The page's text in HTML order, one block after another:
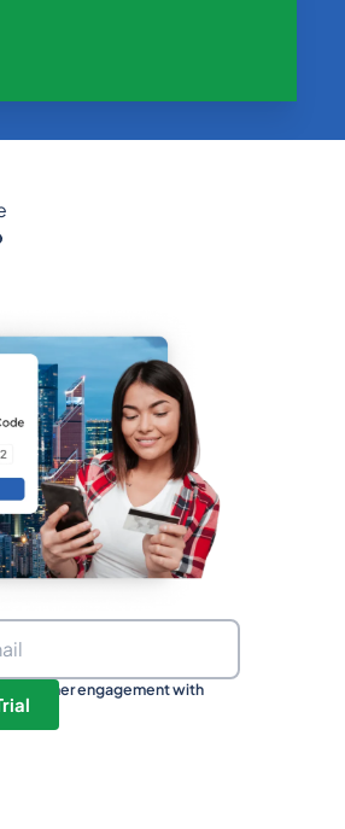
customer engagement with